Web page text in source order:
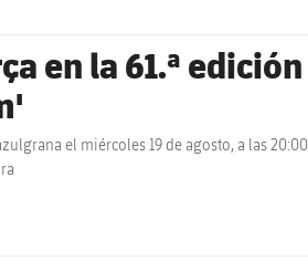
en la 61.ª
el miércoles 19 de agosto, a las